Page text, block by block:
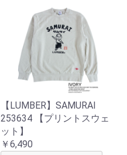
【LUMBER】SAMURAI
253634 【プリントスウェ
ット】
￥6,490